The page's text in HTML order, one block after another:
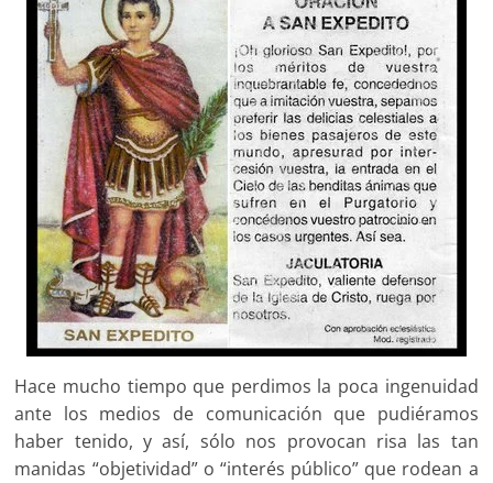
Hace mucho tiempo que perdimos la poca ingenuidad
ante los medios de comunicación que pudiéramos
haber tenido, y así, sólo nos provocan risa las tan
manidas “objetividad” o “interés público” que rodean a